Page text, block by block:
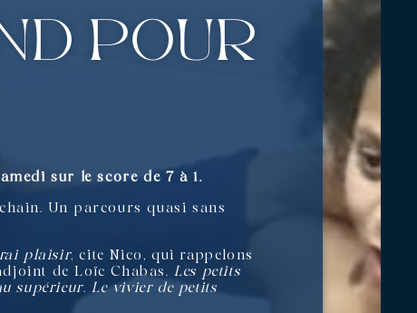
pour
sur le score de 7 à 1.
Un parcours quasi sans
plaisir, cite Nico, qui rappelons
de Loïc Chabas.Les petits
supérieur. Le vivier de petits